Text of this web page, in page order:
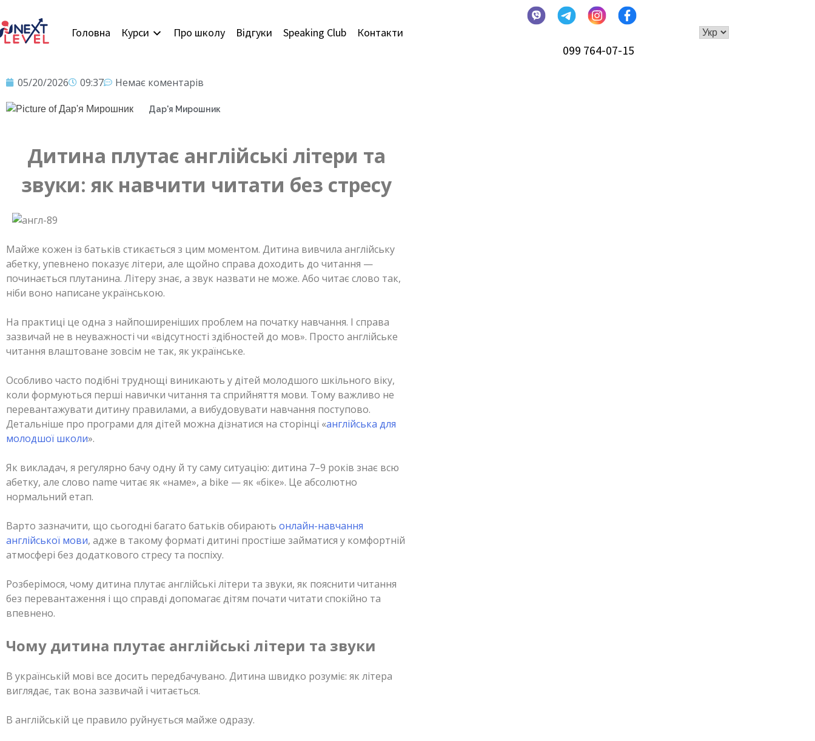
Головна Курси Про школу Відгуки Speaking Club Контакти
099 764-07-15
05/20/2026 09:37 Немає коментарів
Дар'я Мирошник
Дитина плутає англійські літери та
звуки: як навчити читати без стресу
Майже кожен із батьків стикається з цим моментом. Дитина вивчила англійську
абетку, упевнено показує літери, але щойно справа доходить до читання —
починається плутанина. Літеру знає, а звук назвати не може. Або читає слово так,
ніби воно написане українською.
На практиці це одна з найпоширеніших проблем на початку навчання. І справа
зазвичай не в неуважності чи «відсутності здібностей до мов». Просто англійське
читання влаштоване зовсім не так, як українське.
Особливо часто подібні труднощі виникають у дітей молодшого шкільного віку,
коли формуються перші навички читання та сприйняття мови. Тому важливо не
перевантажувати дитину правилами, а вибудовувати навчання поступово.
Детальніше про програми для дітей можна дізнатися на сторінці «англійська для
молодшої школи».
Як викладач, я регулярно бачу одну й ту саму ситуацію: дитина 7–9 років знає всю
абетку, але слово name читає як «наме», а bike — як «біке». Це абсолютно
нормальний етап.
Варто зазначити, що сьогодні багато батьків обирають онлайн-навчання
англійської мови, адже в такому форматі дитині простіше займатися у комфортній
атмосфері без додаткового стресу та поспіху.
Розберімося, чому дитина плутає англійські літери та звуки, як пояснити читання
без перевантаження і що справді допомагає дітям почати читати спокійно та
впевнено.
Чому дитина плутає англійські літери та звуки
В українській мові все досить передбачувано. Дитина швидко розуміє: як літера
виглядає, так вона зазвичай і читається.
В англійській це правило руйнується майже одразу.